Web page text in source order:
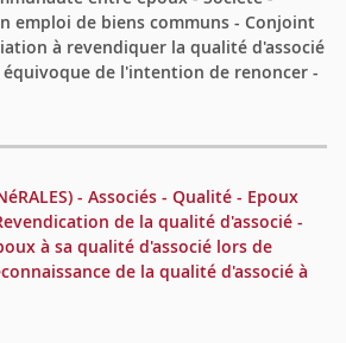
emploi de biens communs - Conjoint
à revendiquer la qualité d'associé
de l'intention de renoncer -
- Associés - Qualité - Epoux
de la qualité d'associé -
à sa qualité d'associé lors de
de la qualité d'associé à